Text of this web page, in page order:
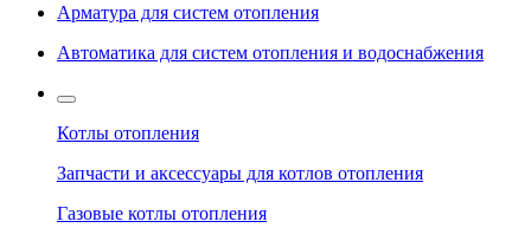
Арматура для систем отопления
Автоматика для систем отопления и водоснабжения
Котлы отопления
Запчасти и аксессуары для котлов отопления
Газовые котлы отопления